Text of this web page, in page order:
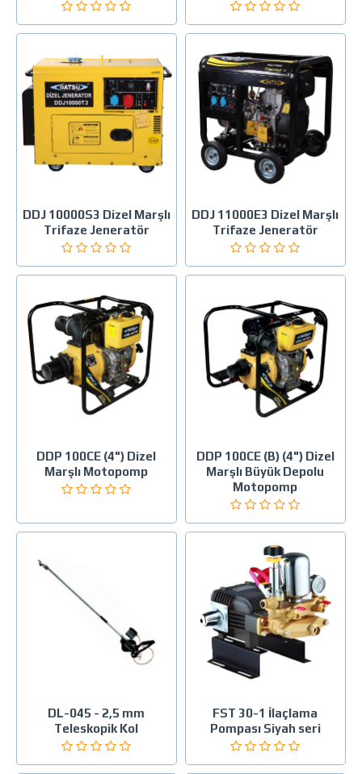
DDJ 10000S3 Dizel Marşlı
Trifaze Jeneratör
DDJ 11000E3 Dizel Marşlı
Trifaze Jeneratör
DDP 100CE (4") Dizel
Marşlı Motopomp
DDP 100CE (B) (4") Dizel
Marşlı Büyük Depolu
Motopomp
DL-045 - 2,5 mm
Teleskopik Kol
FST 30-1 İlaçlama
Pompası Siyah seri